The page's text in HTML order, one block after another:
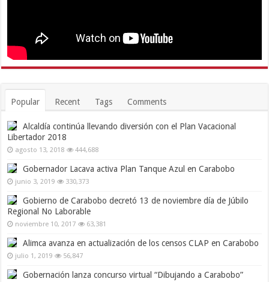
Popular Recent Tags Comments
Alcaldía continúa llevando diversión con el Plan Vacacional
Libertador 2018
agosto 13, 2018 444,688
Gobernador Lacava activa Plan Tanque Azul en Carabobo
junio 3, 2019 330,373
Gobierno de Carabobo decretó 13 de noviembre día de Júbilo
Regional No Laborable
noviembre 10, 2017 63,381
Alimca avanza en actualización de los censos CLAP en Carabobo
julio 1, 2019 56,847
Gobernación lanza concurso virtual “Dibujando a Carabobo”